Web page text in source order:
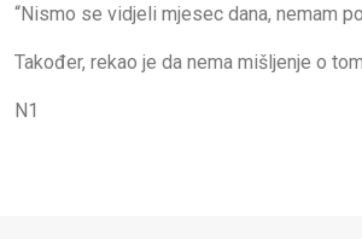
“Nismo se vidjeli mjesec dana, nemam
Također, rekao je da nema mišljenje o
N1